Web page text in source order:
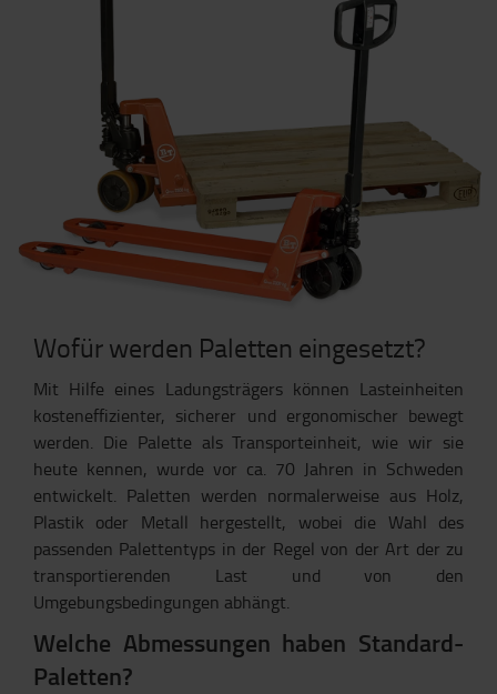
Wofür werden Paletten eingesetzt?
Mit Hilfe eines Ladungsträgers können Lasteinheiten
kosteneffizienter, sicherer und ergonomischer bewegt
werden. Die Palette als Transporteinheit, wie wir sie
heute kennen, wurde vor ca. 70 Jahren in Schweden
entwickelt. Paletten werden normalerweise aus Holz,
Plastik oder Metall hergestellt, wobei die Wahl des
passenden Palettentyps in der Regel von der Art der zu
transportierenden Last und von den
Umgebungsbedingungen abhängt.
Welche Abmessungen haben Standard-
Paletten?